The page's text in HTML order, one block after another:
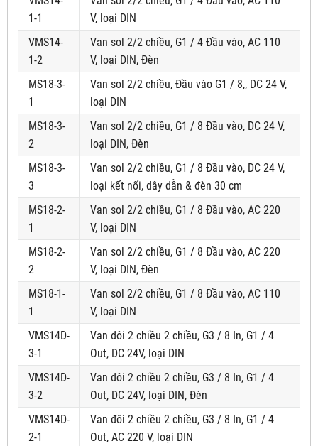
1-1
V, loại DIN
VMS14-
1-2
Van sol 2/2 chiều, G1 / 4 Đầu vào, AC 110
V, loại DIN, Đèn
MS18-3-
1
Van sol 2/2 chiều, Đầu vào G1 / 8,, DC 24 V,
loại DIN
MS18-3-
2
Van sol 2/2 chiều, G1 / 8 Đầu vào, DC 24 V,
loại DIN, Đèn
MS18-3-
3
Van sol 2/2 chiều, G1 / 8 Đầu vào, DC 24 V,
loại kết nối, dây dẫn & đèn 30 cm
MS18-2-
1
Van sol 2/2 chiều, G1 / 8 Đầu vào, AC 220
V, loại DIN
MS18-2-
2
Van sol 2/2 chiều, G1 / 8 Đầu vào, AC 220
V, loại DIN, Đèn
MS18-1-
1
Van sol 2/2 chiều, G1 / 8 Đầu vào, AC 110
V, loại DIN
VMS14D-
3-1
Van đôi 2 chiều 2 chiều, G3 / 8 In, G1 / 4
Out, DC 24V, loại DIN
VMS14D-
3-2
Van đôi 2 chiều 2 chiều, G3 / 8 In, G1 / 4
Out, DC 24V, loại DIN, Đèn
VMS14D-
2-1
Van đôi 2 chiều 2 chiều, G3 / 8 In, G1 / 4
Out, AC 220 V, loại DIN